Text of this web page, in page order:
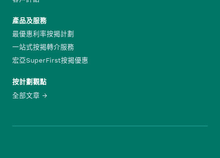
產品及服務
最優惠利率按揭計劃
一站式按揭轉介服務
宏亞SuperFirst按揭優惠
按計劃觀點
全部文章